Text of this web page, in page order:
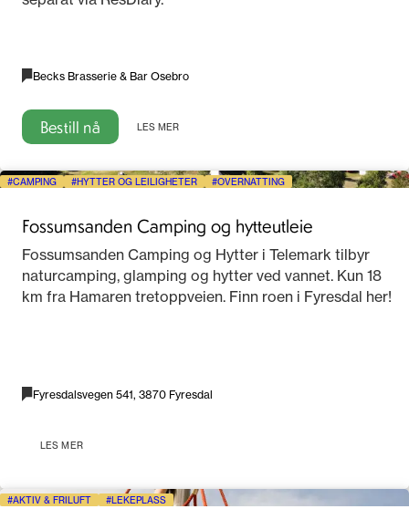
Becks Brasserie & Bar Osebro
Bestill nå LES MER
CAMPING HYTTER OG LEILIGHETER OVERNATTING
Fossumsanden Camping og hytteutleie
Fossumsanden Camping og Hytter i Telemark tilbyr
naturcamping, glamping og hytter ved vannet. Kun 18
km fra Hamaren tretoppveien. Finn roen i Fyresdal her!
Fyresdalsvegen 541, 3870 Fyresdal
LES MER
AKTIV & FRILUFT LEKEPLASS